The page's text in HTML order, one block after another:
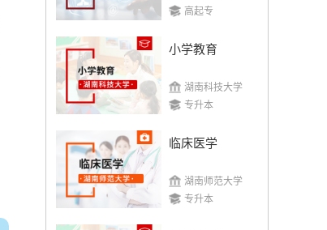
高起专
小学教育
湖南科技大学
专升本
临床医学
湖南师范大学
专升本